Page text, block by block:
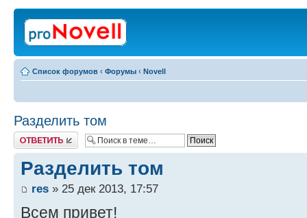
Список форумов ‹ Форумы ‹ Novell
Разделить том
Ответить
Разделить том
res » 25 дек 2013, 17:57
Всем привет!